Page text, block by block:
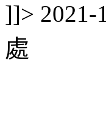
]]> 2021-
處